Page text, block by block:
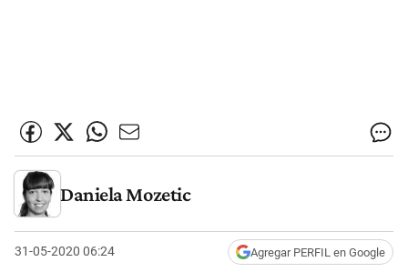
Daniela Mozetic
31-05-2020 06:24 Agregar PERFIL en Google